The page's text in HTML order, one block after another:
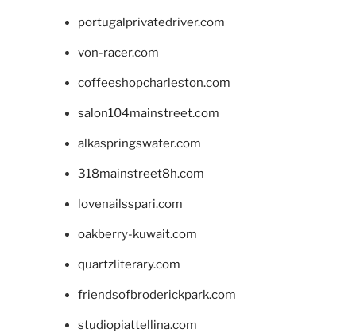
portugalprivatedriver.com
von-racer.com
coffeeshopcharleston.com
salon104mainstreet.com
alkaspringswater.com
318mainstreet8h.com
lovenailsspari.com
oakberry-kuwait.com
quartzliterary.com
friendsofbroderickpark.com
studiopiattellina.com